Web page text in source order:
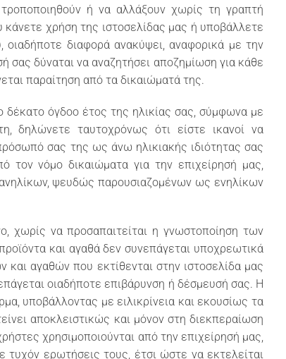
ή να αλλάξουν χωρίς τη γραπτή
κάνετε χρήση της ιστοσελίδας μας ή υποβάλλετε
διαφορά ανακύψει, αναφορικά με την
δύναται να αναζητήσει αποζημίωση για κάθε
παραίτηση από τα δικαιώματά της.
δέκατο όγδοο έτος της ηλικίας σας, σύμφωνα με
ταυτοχρόνως ότι είστε ικανοί να
σας της ως άνω ηλικιακής ιδιότητας σας
νόμο δικαιώματα για την επιχείρησή μας,
ψευδώς παρουσιαζομένων ως ενηλίκων
χωρίς να προσαπαιτείται η γνωστοποίηση των
και αγαθά δεν συνεπάγεται υποχρεωτικά
αγαθών που εκτίθενται στην ιστοσελίδα μας
οιαδήποτε επιβάρυνση ή δέσμευσή σας. Η
υποβάλλοντας με ειλικρίνεια και εκουσίως τα
αποκλειστικώς και μόνον στη διεκπεραίωση
χρησιμοποιούνται από την επιχείρησή μας,
ερωτήσεις τους, έτσι ώστε να εκτελείται